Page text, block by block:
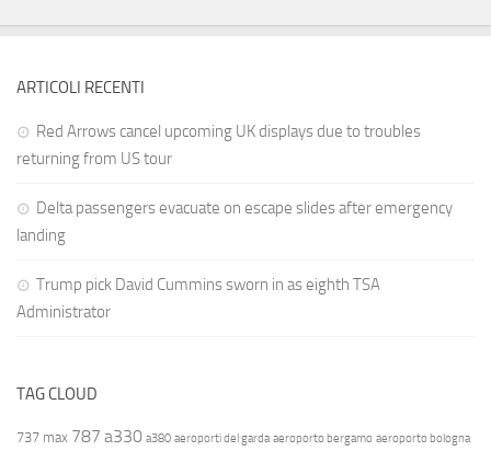
ARTICOLI RECENTI
Red Arrows cancel upcoming UK displays due to troubles
returning from US tour
Delta passengers evacuate on escape slides after emergency
landing
Trump pick David Cummins sworn in as eighth TSA
Administrator
TAG CLOUD
737 max 787 a330 a380 aeroporti del garda aeroporto bergamo aeroporto bologna